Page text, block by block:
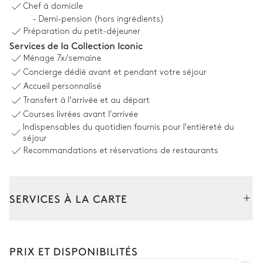
Chauffée · Au sel
Dimensions : L = 15m, l = 9m
Transats
2 Fauteuils
Salon/Salle à manger extérieur
Vue sur la nature
Table
10 places 6 places
Avec pelouse
Chef à domicile
- Demi-pension (hors ingrédients)
Préparation du petit-déjeuner
Services de la Collection Iconic
Ménage 7x/semaine
Concierge dédié avant et pendant votre séjour
Accueil personnalisé
Transfert à l'arrivée et au départ
Courses livrées avant l'arrivée
Indispensables du quotidien fournis pour l'entièreté du
séjour
Recommandations et réservations de restaurants
SERVICES À LA CARTE
Location de voiture
PRIX ET DISPONIBILITÉS